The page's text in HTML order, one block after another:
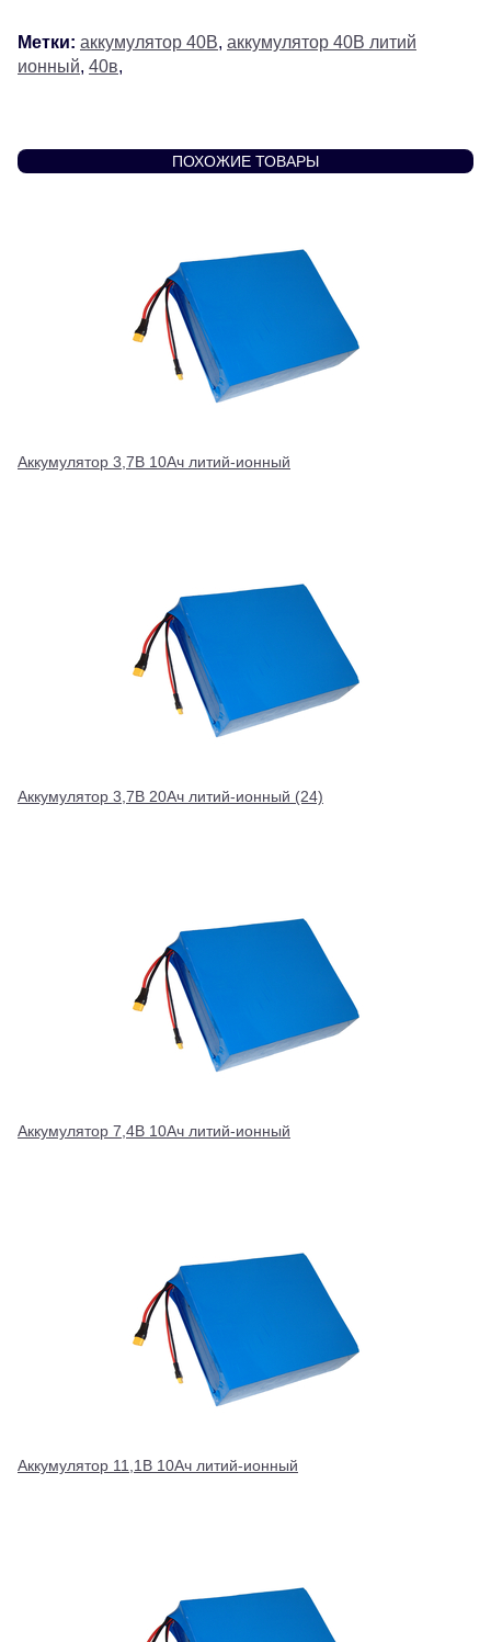
Метки: аккумулятор 40В, аккумулятор 40В литий
ионный, 40в,
ПОХОЖИЕ ТОВАРЫ
Аккумулятор 3,7В 10Ач литий-ионный
Аккумулятор 3,7В 20Ач литий-ионный (24)
Аккумулятор 7,4В 10Ач литий-ионный
Аккумулятор 11,1В 10Ач литий-ионный